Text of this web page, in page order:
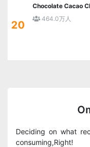
20
Chocolate Cacao
464.0万人
Deciding on what
consuming,Right!